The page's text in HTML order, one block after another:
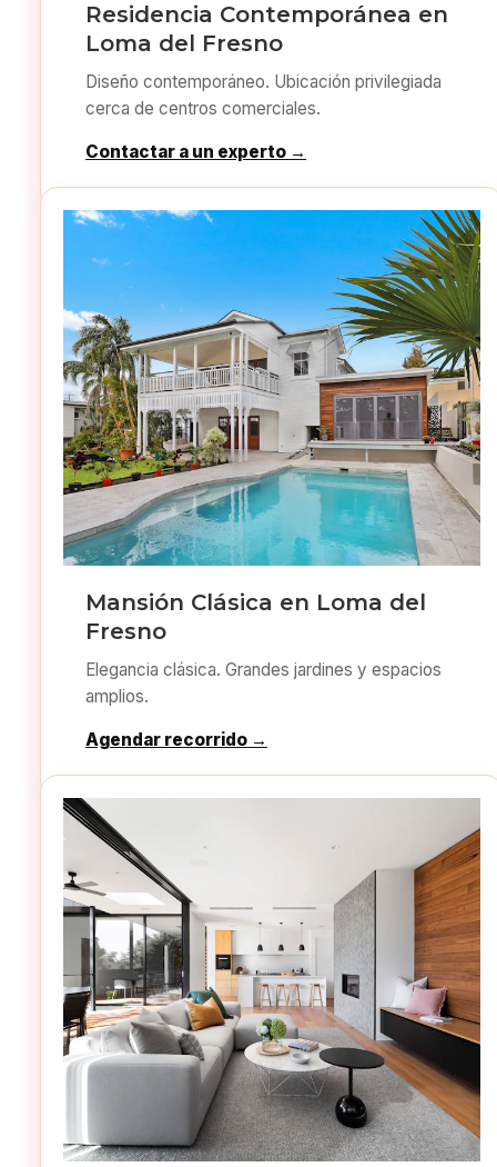
Residencia Contemporánea en
Loma del Fresno
Diseño contemporáneo. Ubicación privilegiada
cerca de centros comerciales.
Contactar a un experto →
Mansión Clásica en Loma del
Fresno
Elegancia clásica. Grandes jardines y espacios
amplios.
Agendar recorrido →